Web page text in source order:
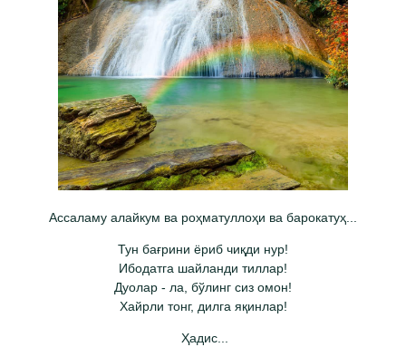
Ассаламу алайкум ва роҳматуллоҳи ва барокатуҳ...
Тун бағрини ёриб чиқди нур!
Ибодатга шайланди тиллар!
Дуолар - ла, бўлинг сиз омон!
Хайрли тонг, дилга яқинлар!
Ҳадис...